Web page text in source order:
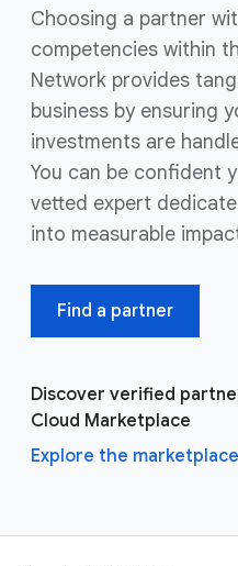
Choosing a partner
competencies within
Network provides
business by ensuring
investments are
You can be confident
vetted expert
into measurable
Find a partner
Discover verified
Cloud Marketplace
Explore the marketplace